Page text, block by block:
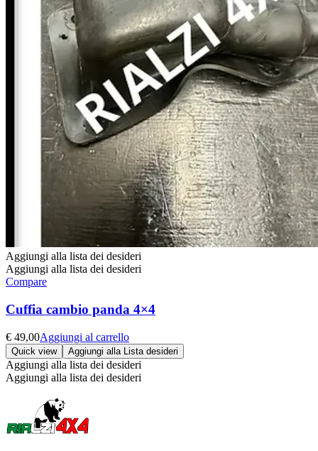
Aggiungi alla lista dei desideri
Aggiungi alla lista dei desideri
Compare
Cuffia cambio panda 4×4
€ 49,00Aggiungi al carrello
Quick view Aggiungi alla Lista desideri
Aggiungi alla lista dei desideri
Aggiungi alla lista dei desideri